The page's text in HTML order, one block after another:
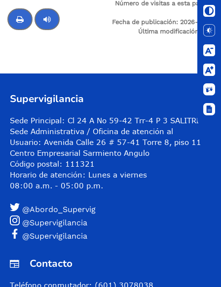
Número de visitas a esta página:
57
Fecha de publicación: 2026-01-15
Última modificación:
N/A
Supervigilancia
Sede Principal: Cl 24 A No 59-42 Trr-4 P 3 SALITRE
Sede Administrativa / Oficina de atención al
Usuario: Avenida Calle 26 # 57-41 Torre 8, piso 11
Centro Empresarial Sarmiento Angulo
Código postal: 111321
Horario de atención: Lunes a viernes
08:00 a.m. - 05:00 p.m.
@Abordo_Supervig
@Supervigilancia
@Supervigilancia
Contacto
Teléfono conmutador: (601) 3078038